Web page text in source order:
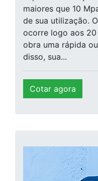
maiores que 10
de sua utilização.
ocorre logo aos
obra uma rápida
disso, sua...
Cotar agora